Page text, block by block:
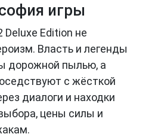
игры
Deluxe Edition не
Власть и легенды
дорожной пылью, а
с жёсткой
диалоги и находки
цены силы и